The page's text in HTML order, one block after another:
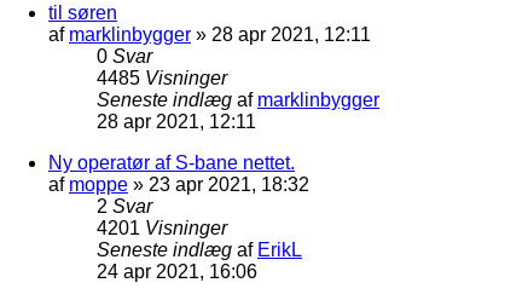
til søren
af marklinbygger » 28 apr 2021, 12:11
0 Svar
4485 Visninger
Seneste indlæg af marklinbygger
28 apr 2021, 12:11
Ny operatør af S-bane nettet.
af moppe » 23 apr 2021, 18:32
2 Svar
4201 Visninger
Seneste indlæg af ErikL
24 apr 2021, 16:06